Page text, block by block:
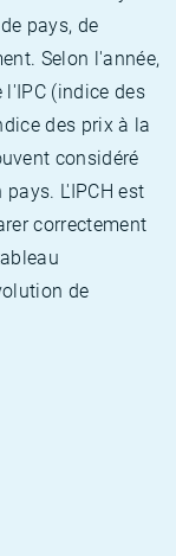
pays, de
Selon l'année,
(indice des
des prix à la
considéré
L'IPCH est
correctement
de